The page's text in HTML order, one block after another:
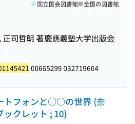
正司哲朗 著慶應義塾大学出版会
国立国会図書館 全国の図書館
00665299 032719604
トフォンと○○の世界 (奈
ックレット ; 10)